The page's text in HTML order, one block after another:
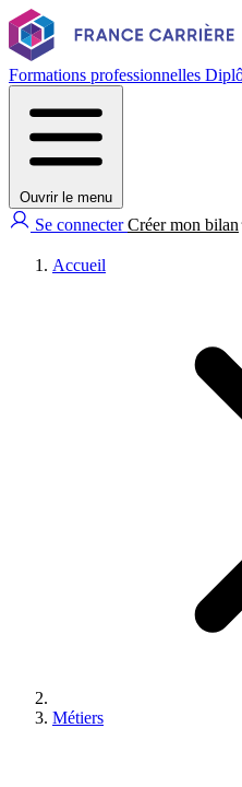
Formations professionnelles
Ouvrir le menu
Se connecterCréer mon bilan
Accueil
Métiers